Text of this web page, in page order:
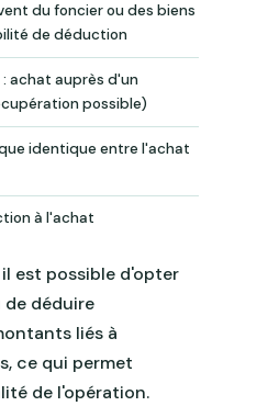
du foncier ou des biens
de déduction
achat auprès d'un
possible)
identique entre l'achat
à l'achat
est possible d'opter
de déduire
liés à
ce qui permet
de l'opération.